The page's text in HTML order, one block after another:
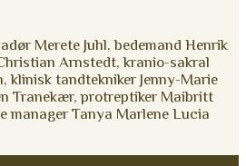
Merete Juhl, bedemand Henrik
Arnstedt, kranio-sakral
klinisk tandtekniker Jenny-Marie
Tranekær, protreptiker Maibritt
manager Tanya Marlene Lucia